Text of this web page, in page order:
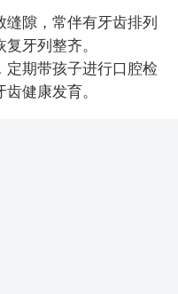
隙，常伴有牙齿排列
牙列整齐。
定期带孩子进行口腔检
健康发育。